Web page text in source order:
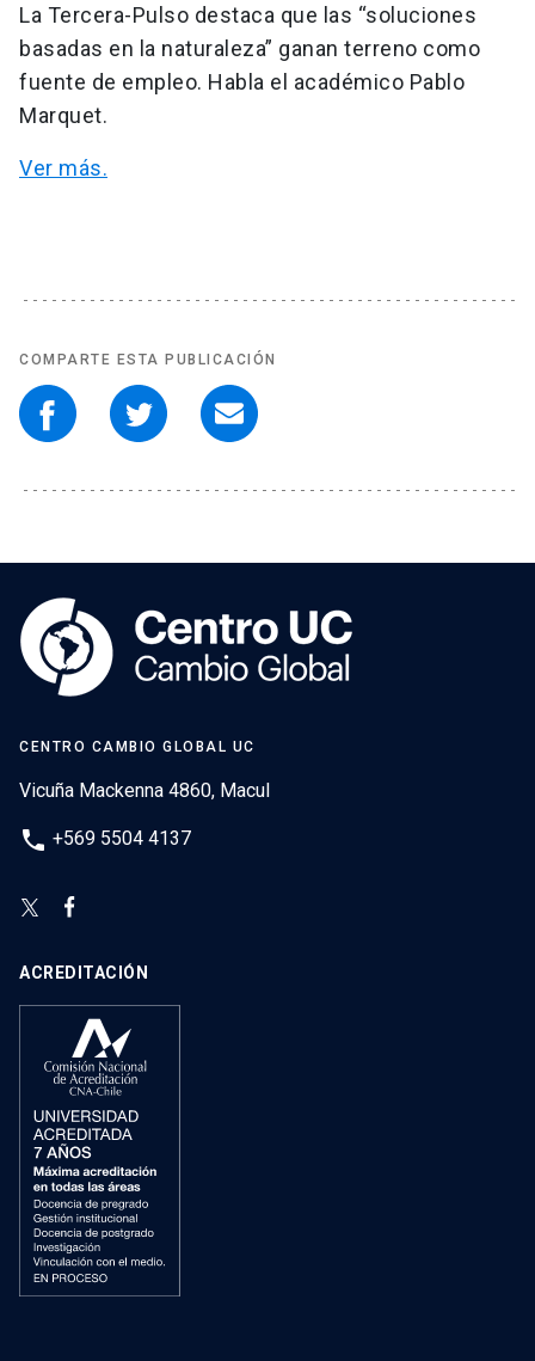
La Tercera-Pulso destaca que las “soluciones
basadas en la naturaleza” ganan terreno como
fuente de empleo. Habla el académico Pablo
Marquet.
Ver más.
COMPARTE ESTA PUBLICACIÓN
CENTRO CAMBIO GLOBAL UC
Vicuña Mackenna 4860, Macul
phone +569 5504 4137
ACREDITACIÓN